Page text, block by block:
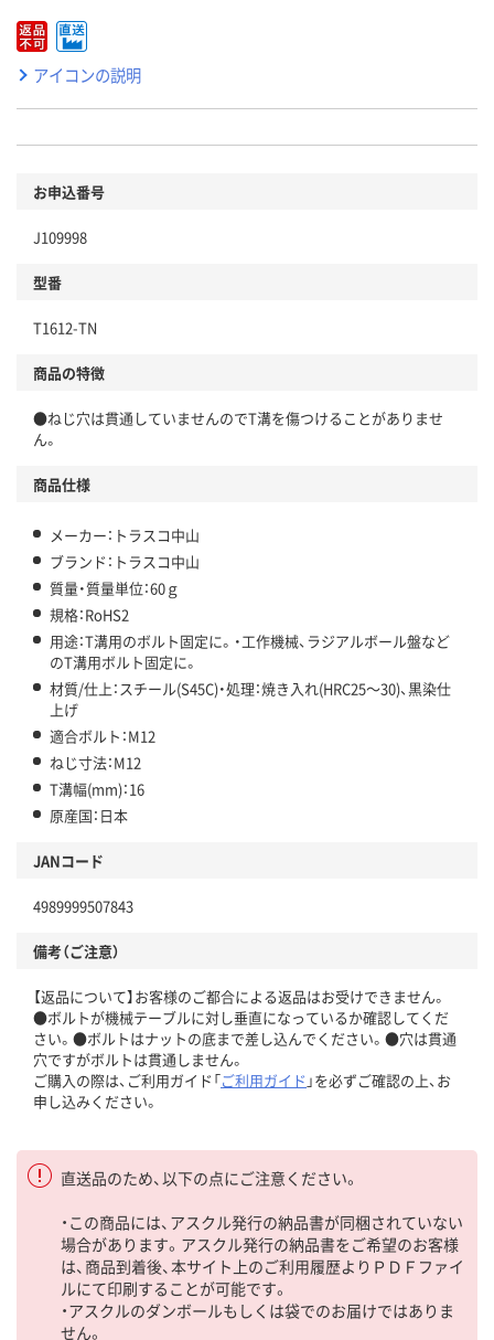
アイコンの説明
お申込番号
J109998
型番
T1612-TN
商品の特徴
●ねじ穴は貫通していませんのでT溝を傷つけることがありませ
ん。
商品仕様
メーカー：トラスコ中山
ブランド：トラスコ中山
質量・質量単位：60ｇ
規格：RoHS2
用途：T溝用のボルト固定に。・工作機械、ラジアルボール盤など
のT溝用ボルト固定に。
材質/仕上：スチール(S45C)・処理：焼き入れ(HRC25～30)、黒染仕
上げ
適合ボルト：M12
ねじ寸法：M12
T溝幅(mm)：16
原産国：日本
JANコード
4989999507843
備考（ご注意）
【返品について】お客様のご都合による返品はお受けできません。
●ボルトが機械テーブルに対し垂直になっているか確認してくだ
さい。●ボルトはナットの底まで差し込んでください。●穴は貫通
穴ですがボルトは貫通しません。
ご購入の際は、ご利用ガイド「ご利用ガイド 」を必ずご確認の上、お
申し込みください。
直送品のため、以下の点にご注意ください。
・この商品には、アスクル発行の納品書が同梱されていない
場合があります。アスクル発行の納品書をご希望のお客様
は、商品到着後、本サイト上のご利用履歴よりＰＤＦファイ
ルにて印刷することが可能です。
・アスクルのダンボールもしくは袋でのお届けではありま
せん。